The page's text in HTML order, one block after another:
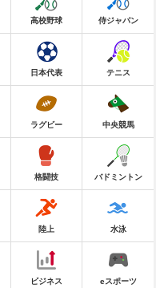
高校野球 侍ジャパン
日本代表 テニス
ラグビー 中央競馬
格闘技 バドミントン
陸上 水泳
ビジネス eスポーツ